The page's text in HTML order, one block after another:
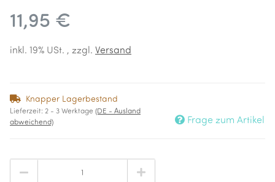
11,95 €
inkl. 19% USt. , zzgl. Versand
Knapper Lagerbestand
Lieferzeit: 2 - 3 Werktage (DE - Ausland
abweichend)
Frage zum Artikel